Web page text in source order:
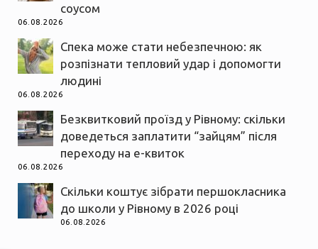
соусом
06.08.2026
Спека може стати небезпечною: як
розпізнати тепловий удар і допомогти
людині
06.08.2026
Безквитковий проїзд у Рівному: скільки
доведеться заплатити “зайцям” після
переходу на е-квиток
06.08.2026
Скільки коштує зібрати першокласника
до школи у Рівному в 2026 році
06.08.2026